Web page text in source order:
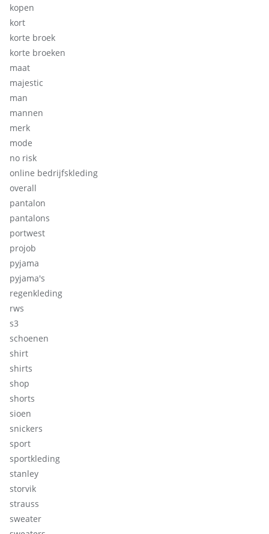
kopen
kort
korte broek
korte broeken
maat
majestic
man
mannen
merk
mode
no risk
online bedrijfskleding
overall
pantalon
pantalons
portwest
projob
pyjama
pyjama's
regenkleding
rws
s3
schoenen
shirt
shirts
shop
shorts
sioen
snickers
sport
sportkleding
stanley
storvik
strauss
sweater